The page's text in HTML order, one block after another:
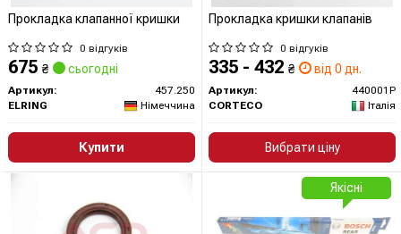
Прокладка клапанної кришки
0 відгуків
675 ₴ сьогодні
Артикул:
457.250
ELRING
Німеччина
Купити
Прокладка кришки клапанів
0 відгуків
335 - 432 ₴ від 0 дн.
Артикул:
440001P
CORTECO
Італія
Вибрати ціну
Якісні